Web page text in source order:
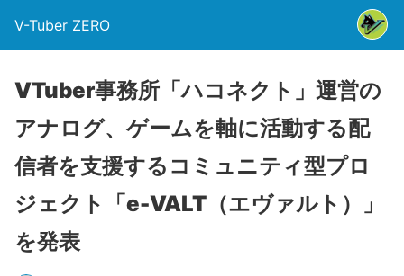
V-Tuber ZERO
VTuber事務所「ハコネクト」運営の
アナログ、ゲームを軸に活動する配
信者を支援するコミュニティ型プロ
ジェクト「e-VALT（エヴァルト）」
を発表